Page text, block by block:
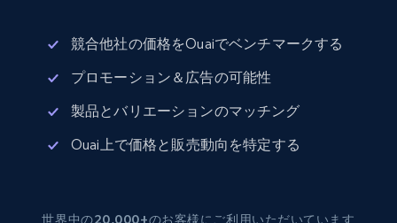
競合他社の価格をOuaiでベンチマークする
プロモーション＆広告の可能性
製品とバリエーションのマッチング
Ouai上で価格と販売動向を特定する
世界中の20,000+のお客様にご利用いただいています